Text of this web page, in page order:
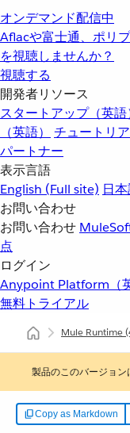
オンデマンド配信中
Aflacや富士通、ポリ
を視聴しませんか？
視聴する
開発者リソース
スタートアップ（英語
（英語）
チュートリア
パートナー
表示言語
English (Full site) 日
お問い合わせ
お問い合わせ
点
ログイン
Anypoint Platform（
無料トライアル
Mule Runtime
製品のこのバージョン
Copy as Markdown